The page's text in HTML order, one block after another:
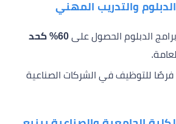
والتدريب المهني
الدبلوم الحصول على
60% كحد
فرصًا للتوظيف في الشركات الصناعية